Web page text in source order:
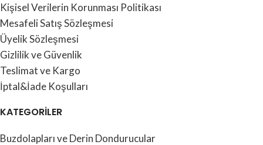
Kişisel Verilerin Korunması Politikası
Mesafeli Satış Sözleşmesi
Üyelik Sözleşmesi
Gizlilik ve Güvenlik
Teslimat ve Kargo
İptal&İade Koşulları
KATEGORİLER
Buzdolapları ve Derin Dondurucular